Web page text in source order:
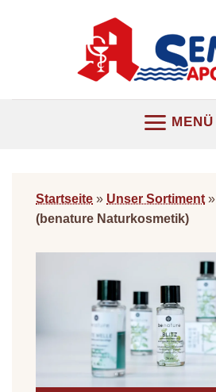
MENÜ
Startseite » Unser Sortiment »
(benature Naturkosmetik)